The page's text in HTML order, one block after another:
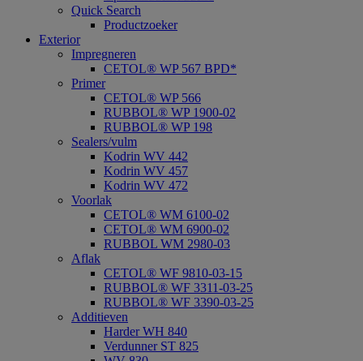
Quick Search
Productzoeker
Exterior
Impregneren
CETOL® WP 567 BPD*
Primer
CETOL® WP 566
RUBBOL® WP 1900-02
RUBBOL® WP 198
Sealers/vulm
Kodrin WV 442
Kodrin WV 457
Kodrin WV 472
Voorlak
CETOL® WM 6100-02
CETOL® WM 6900-02
RUBBOL WM 2980-03
Aflak
CETOL® WF 9810-03-15
RUBBOL® WF 3311-03-25
RUBBOL® WF 3390-03-25
Additieven
Harder WH 840
Verdunner ST 825